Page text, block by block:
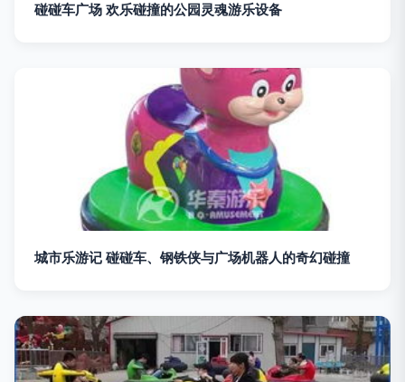
碰碰车广场 欢乐碰撞的公园灵魂游乐设备
城市乐游记 碰碰车、钢铁侠与广场机器人的奇幻碰撞